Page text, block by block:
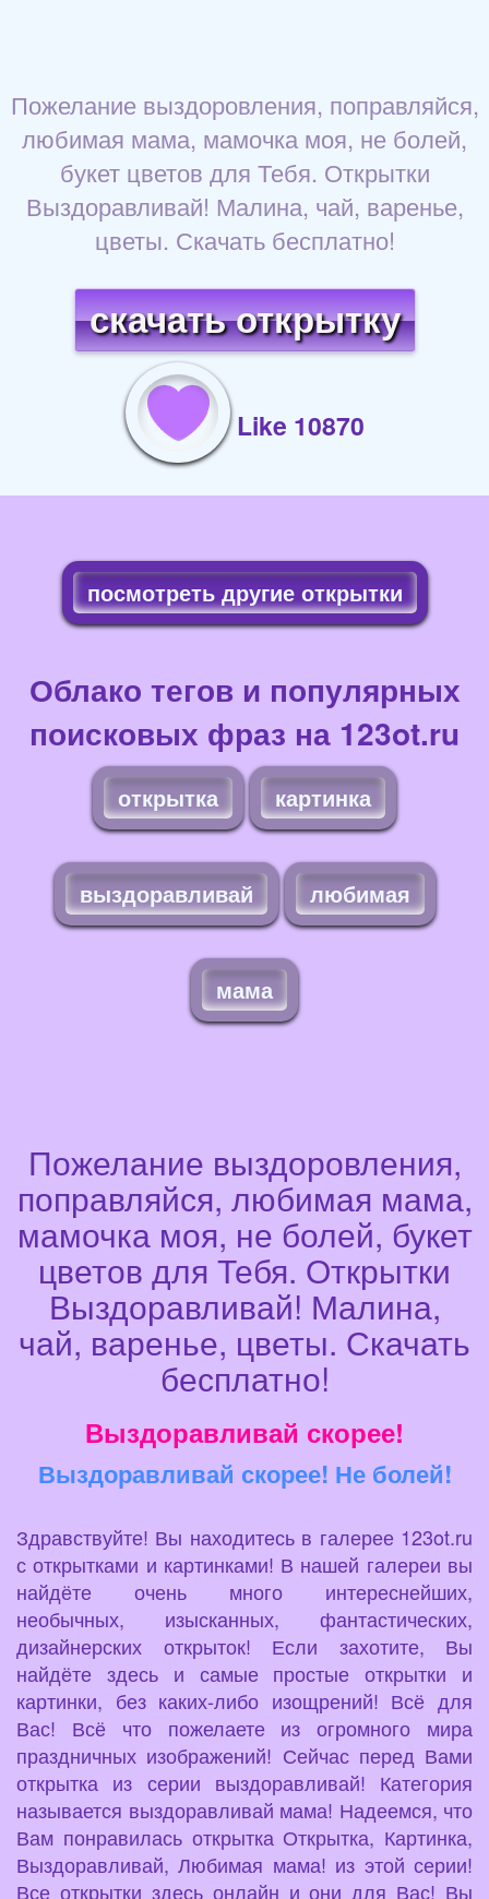
Пожелание выздоровления, поправляйся,
любимая мама, мамочка моя, не болей,
букет цветов для Тебя. Открытки
Выздоравливай! Малина, чай, варенье,
цветы. Скачать бесплатно!
скачать открытку
Like 10870
посмотреть другие открытки
Облако тегов и популярных
поисковых фраз на 123ot.ru
открытка картинка
выздоравливай любимая
мама
Пожелание выздоровления,
поправляйся, любимая мама,
мамочка моя, не болей, букет
цветов для Тебя. Открытки
Выздоравливай! Малина,
чай, варенье, цветы. Скачать
бесплатно!
Выздоравливай скорее!
Выздоравливай скорее! Не болей!
Здравствуйте! Вы находитесь в галерее 123ot.ru
с открытками и картинками! В нашей галереи вы
найдёте очень много интереснейших,
необычных, изысканных, фантастических,
дизайнерских открыток! Если захотите, Вы
найдёте здесь и самые простые открытки и
картинки, без каких-либо изощрений! Всё для
Вас! Всё что пожелаете из огромного мира
праздничных изображений! Сейчас перед Вами
открытка из серии выздоравливай! Категория
называется выздоравливай мама! Надеемся, что
Вам понравилась открытка Открытка, Картинка,
Выздоравливай, Любимая мама! из этой серии!
Все открытки здесь онлайн и они для Вас! Вы